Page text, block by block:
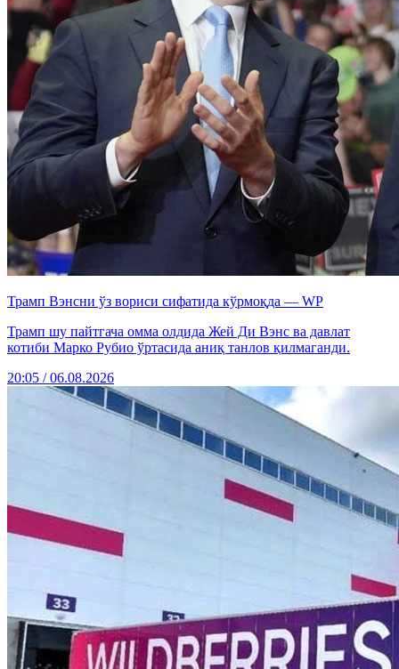
Трамп Вэнсни ўз вориси сифатида кўрмоқда — WP
Трамп шу пайтгача омма олдида Жей Ди Вэнс ва давлат
котиби Марко Рубио ўртасида аниқ танлов қилмаганди.
20:05 / 06.08.2026